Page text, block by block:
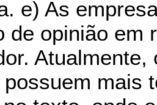
e) As
de opinião em
mais